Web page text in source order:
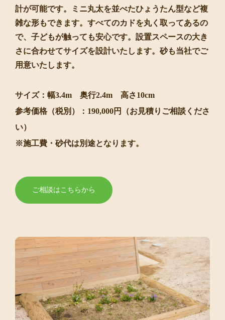
計が可能です。ミニ丸太を並べたひょうたん型など複
雑な形もできます。すべてのカドを丸く取ってあるの
で、子どもが触っても安心です。設置スペースの大き
さに合わせてサイズを設計いたします。砂も当社でご
用意いたします。
サイズ：幅3.4m 奥行2.4m 高さ10cm
参考価格（税別）：190,000円（お見積りご相談くださ
い）
※施工費・砂代は別途となります。
ご相談はこちらから